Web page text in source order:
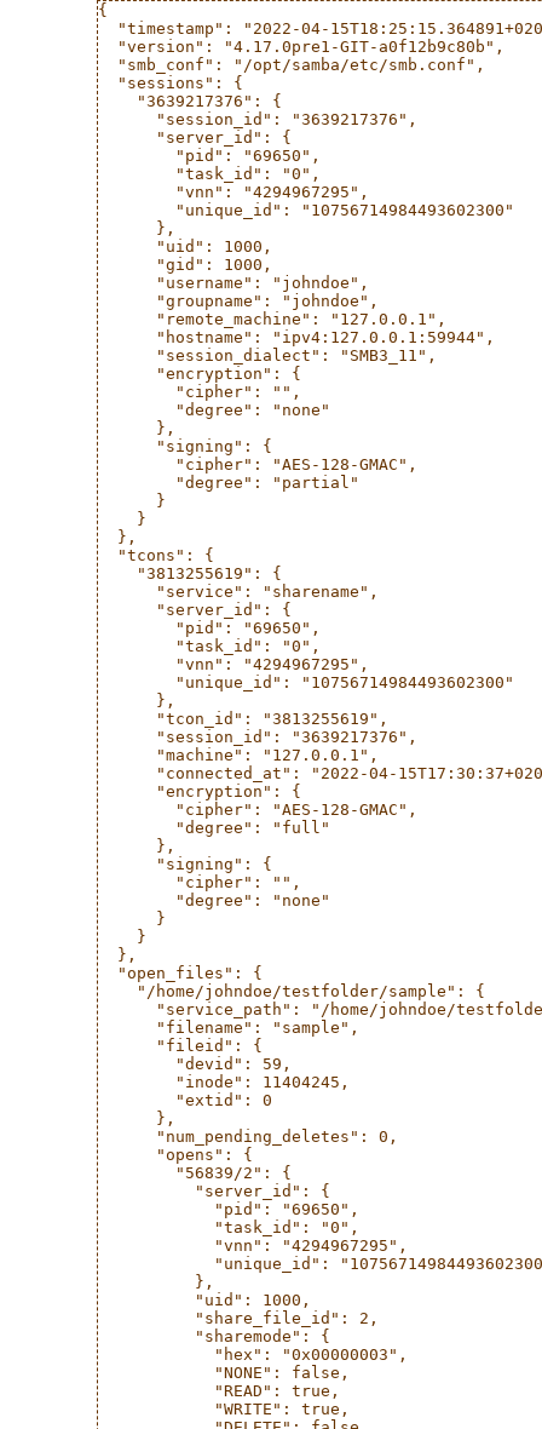
{
"timestamp": "2022-04-
  "version": "4.17.0pre1-GIT-a0f12b9c80b",
  "smb_conf": "/opt/samba/etc/smb.conf",
  "sessions": {
    "3639217376": {
      "session_id": "3639217376",
      "server_id": {
        "pid": "69650",
        "task_id": "0",
        "vnn": "4294967295",
        "unique_id": "10756714984493602300"
      },
      "uid": 1000,
      "gid": 1000,
      "username": "johndoe",
      "groupname": "johndoe",
      "remote_machine": "127.0.0.1",
      "hostname": "ipv4:127.0.0.1:59944",
      "session_dialect": "SMB3_11",
      "encryption": {
        "cipher": "",
        "degree": "none"
      },
      "signing": {
        "cipher": "AES-128-GMAC",
        "degree": "partial"
      }
    }
  },
  "tcons": {
    "3813255619": {
      "service": "sharename",
      "server_id": {
        "pid": "69650",
        "task_id": "0",
        "vnn": "4294967295",
        "unique_id": "10756714984493602300"
      },
      "tcon_id": "3813255619",
      "session_id": "3639217376",
      "machine": "127.0.0.1",
"connected_at": "2022-04-
      "encryption": {
        "cipher": "AES-128-GMAC",
        "degree": "full"
      },
      "signing": {
        "cipher": "",
        "degree": "none"
      }
    }
  },
  "open_files": {
    "/home/johndoe/testfolder/sample": {
"service_path": "/home/johndoe/
      "filename": "sample",
      "fileid": {
        "devid": 59,
        "inode": 11404245,
        "extid": 0
      },
      "num_pending_deletes": 0,
      "opens": {
        "56839/2": {
          "server_id": {
            "pid": "69650",
            "task_id": "0",
            "vnn": "4294967295",
"unique_id":
          },
          "uid": 1000,
          "share_file_id": 2,
          "sharemode": {
            "hex": "0x00000003",
            "NONE": false,
            "READ": true,
            "WRITE": true,